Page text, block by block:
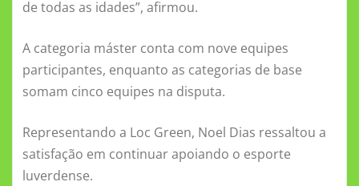
de todas as idades”, afirmou.
A categoria máster conta com nove equipes
participantes, enquanto as categorias de base
somam cinco equipes na disputa.
Representando a Loc Green, Noel Dias ressaltou a
satisfação em continuar apoiando o esporte
luverdense.